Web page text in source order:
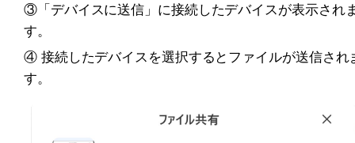
③「デバイスに送信」に接続したデバイスが表示され
す。
④ 接続したデバイスを選択するとファイルが送信され
す。